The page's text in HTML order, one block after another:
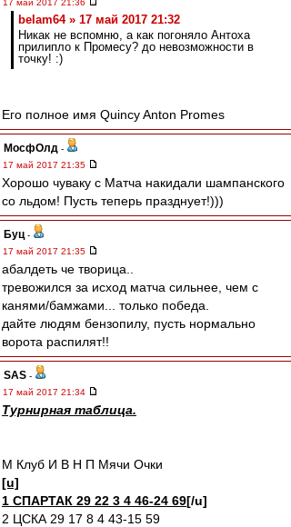
17 май 2017 21:36
belam64 » 17 май 2017 21:32
Никак не вспомню, а как погоняло Антоха
прилипло к Промесу? до невозможности в
точку! :)
Его полное имя Quincy Anton Promes
МосфОлд -
17 май 2017 21:35
Хорошо чуваку с Матча накидали шампанского
со льдом! Пусть теперь празднует!)))
Буц -
17 май 2017 21:35
абалдеть че творица..
тревожился за исход матча сильнее, чем с
канями/бамжами... только победа.
дайте людям бензопилу, пусть нормально
ворота распилят!!
SAS -
17 май 2017 21:34
Турнирная таблица.
М Клуб И В Н П Мячи Очки
[u]
1 СПАРТАК 29 22 3 4 46-24 69[/u]
2 ЦСКА 29 17 8 4 43-15 59